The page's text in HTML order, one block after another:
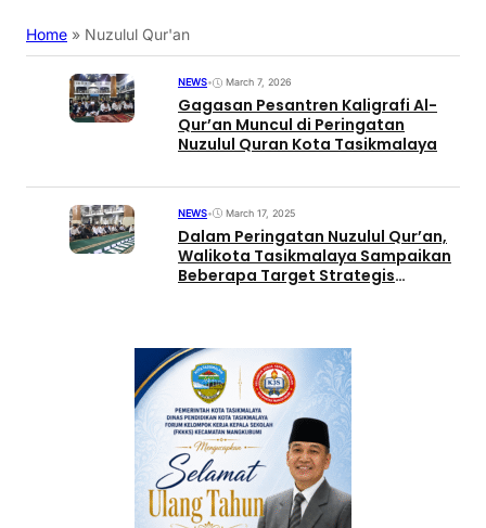
Home » Nuzulul Qur'an
NEWS• March 7, 2026
Gagasan Pesantren Kaligrafi Al-
Qur’an Muncul di Peringatan
Nuzulul Quran Kota Tasikmalaya
NEWS• March 17, 2025
Dalam Peringatan Nuzulul Qur’an,
Walikota Tasikmalaya Sampaikan
Beberapa Target Strategis